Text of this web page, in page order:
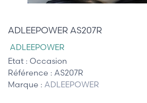
ADLEEPOWER AS207R
ADLEEPOWER
Etat : Occasion
Référence : AS207R
Marque : ADLEEPOWER